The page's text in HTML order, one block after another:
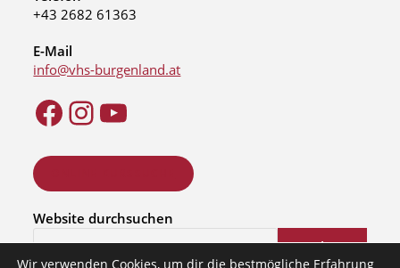
+43 2682 61363
E-Mail
info@vhs-burgenland.at
Website durchsuchen
Suchen
Wir verwenden Cookies, um dir die bestmögliche Erfahrung